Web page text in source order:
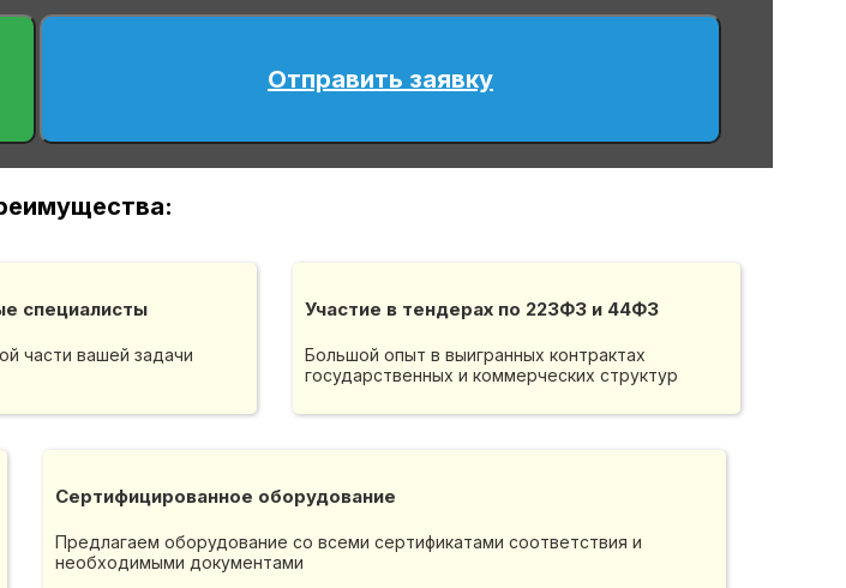
Отправить заявку
специалисты
части вашей задачи
Участие в тендерах по 223ФЗ и 44ФЗ
Большой опыт в выигранных контрактах
государственных и коммерческих структур
Сертифицированное оборудование
Предлагаем оборудование со всеми сертификатами соответствия и
необходимыми документами